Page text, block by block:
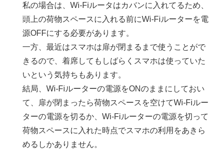
私の場合は、Wi-Fiルータはカバンに入れてるため、
頭上の荷物スペースに入れる前にWi-Fiルーターを電
源OFFにする必要があります。
一方、最近はスマホは扉が閉まるまで使うことがで
きるので、着席してもしばらくスマホは使っていた
いという気持ちもあります。
結局、Wi-Fiルーターの電源をONのままにしておい
て、扉が閉まったら荷物スペースを空けてWi-Fiルー
ターの電源を切るか、Wi-Fiルーターの電源を切って
荷物スペースに入れた時点でスマホの利用をあきら
めるしかありません。